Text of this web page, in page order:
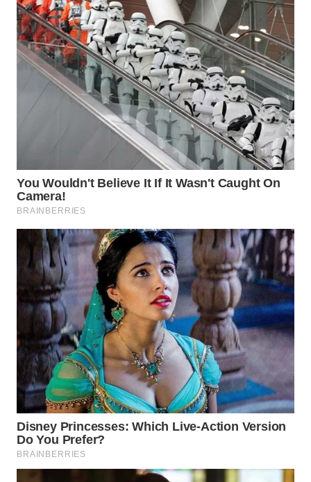
WAHANA
KONSUMEN
WAHANA
LISTRIK
WAHANA
TV
WAHANANEWS
ID
WAHANANEWS
CO ID
WAHANANEWS
NET
WAHANA
SPORT
WAHANA
UMKM